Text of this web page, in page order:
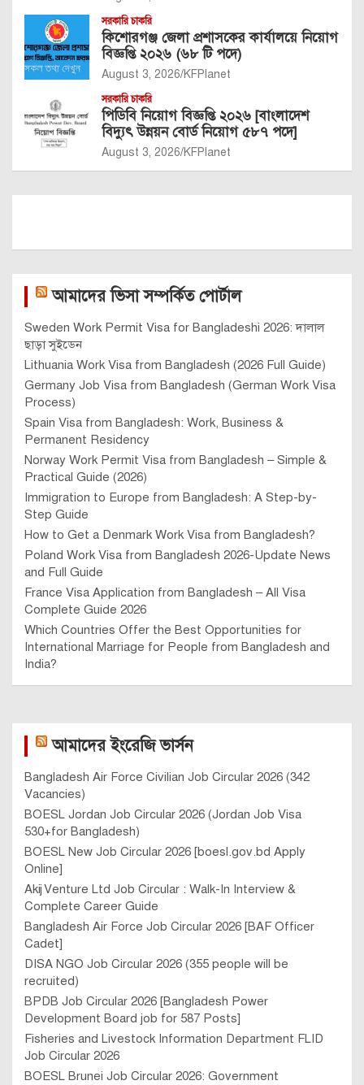
সরকারি চাকরি
কিশোরগঞ্জ জেলা প্রশাসকের কার্যালয়ে নিয়োগ
বিজ্ঞপ্তি ২০২৬ (৬৮ টি পদে)
August 3, 2026 KFPlanet
সরকারি চাকরি
পিডিবি নিয়োগ বিজ্ঞপ্তি ২০২৬ [বাংলাদেশ
বিদ্যুৎ উন্নয়ন বোর্ড নিয়োগ ৫৮৭ পদে]
August 3, 2026 KFPlanet
আমাদের ভিসা সম্পর্কিত পোর্টাল
Sweden Work Permit Visa for Bangladeshi 2026: দালাল
ছাড়া সুইডেন
Lithuania Work Visa from Bangladesh (2026 Full Guide)
Germany Job Visa from Bangladesh (German Work Visa
Process)
Spain Visa from Bangladesh: Work, Business &
Permanent Residency
Norway Work Permit Visa from Bangladesh – Simple &
Practical Guide (2026)
Immigration to Europe from Bangladesh: A Step-by-
Step Guide
How to Get a Denmark Work Visa from Bangladesh?
Poland Work Visa from Bangladesh 2026-Update News
and Full Guide
France Visa Application from Bangladesh – All Visa
Complete Guide 2026
Which Countries Offer the Best Opportunities for
International Marriage for People from Bangladesh and
India?
আমাদের ইংরেজি ভার্সন
Bangladesh Air Force Civilian Job Circular 2026 (342
Vacancies)
BOESL Jordan Job Circular 2026 (Jordan Job Visa
530+for Bangladesh)
BOESL New Job Circular 2026 [boesl.gov.bd Apply
Online]
Akij Venture Ltd Job Circular : Walk-In Interview &
Complete Career Guide
Bangladesh Air Force Job Circular 2026 [BAF Officer
Cadet]
DISA NGO Job Circular 2026 (355 people will be
recruited)
BPDB Job Circular 2026 [Bangladesh Power
Development Board job for 587 Posts]
Fisheries and Livestock Information Department FLID
Job Circular 2026
BOESL Brunei Job Circular 2026: Government